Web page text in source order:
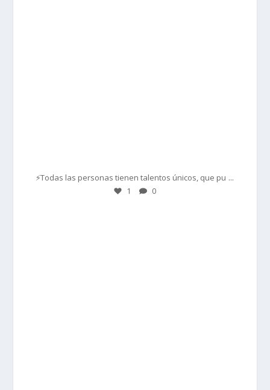
⚡Todas las personas tienen talentos únicos, que pu ...
1 0